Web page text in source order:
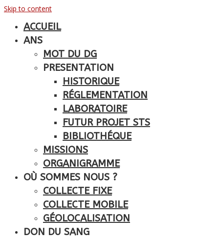
Skip to content
ACCUEIL
ANS
MOT DU DG
PRESENTATION
HISTORIQUE
RÉGLEMENTATION
LABORATOIRE
FUTUR PROJET STS
BIBLIOTHÉQUE
MISSIONS
ORGANIGRAMME
OÙ SOMMES NOUS ?
COLLECTE FIXE
COLLECTE MOBILE
GÉOLOCALISATION
DON DU SANG